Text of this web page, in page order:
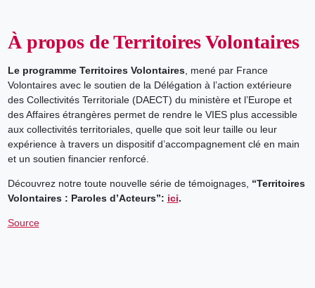
À propos de Territoires Volontaires
Le programme Territoires Volontaires, mené par France
Volontaires avec le soutien de la Délégation à l’action extérieure
des Collectivités Territoriale (DAECT) du ministère et l’Europe et
des Affaires étrangères permet de rendre le VIES plus accessible
aux collectivités territoriales, quelle que soit leur taille ou leur
expérience à travers un dispositif d’accompagnement clé en main
et un soutien financier renforcé.
Découvrez notre toute nouvelle série de témoignages, “Territoires
Volontaires : Paroles d’Acteurs”: ici.
Source